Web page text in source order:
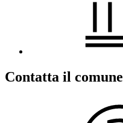
Contatta il comune